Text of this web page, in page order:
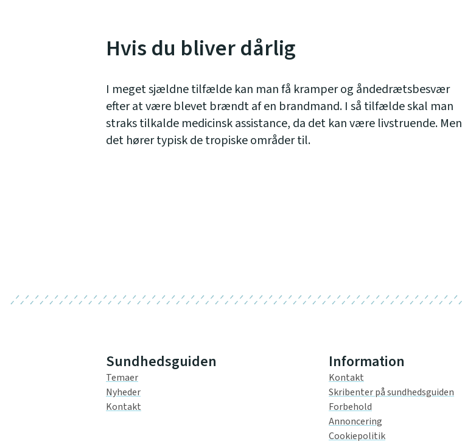
Hvis du bliver dårlig
I meget sjældne tilfælde kan man få kramper og åndedrætsbesvær
efter at være blevet brændt af en brandmand. I så tilfælde skal man
straks tilkalde medicinsk assistance, da det kan være livstruende. Men
det hører typisk de tropiske områder til.
Sundhedsguiden
Temaer
Nyheder
Kontakt
Information
Kontakt
Skribenter på sundhedsguiden
Forbehold
Annoncering
Cookiepolitik